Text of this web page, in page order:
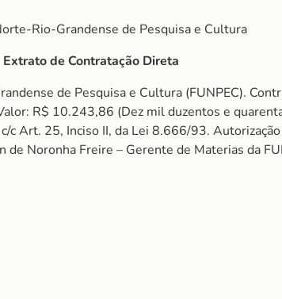
Rio-Grandense de Pesquisa e Cultura
Extrato de Contratação Direta
de Pesquisa e Cultura (FUNPEC).
R$ 10.243,86 (Dez mil duzentos e
Art. 25, Inciso II, da Lei 8.666/93.
de Noronha Freire – Gerente de Materias da